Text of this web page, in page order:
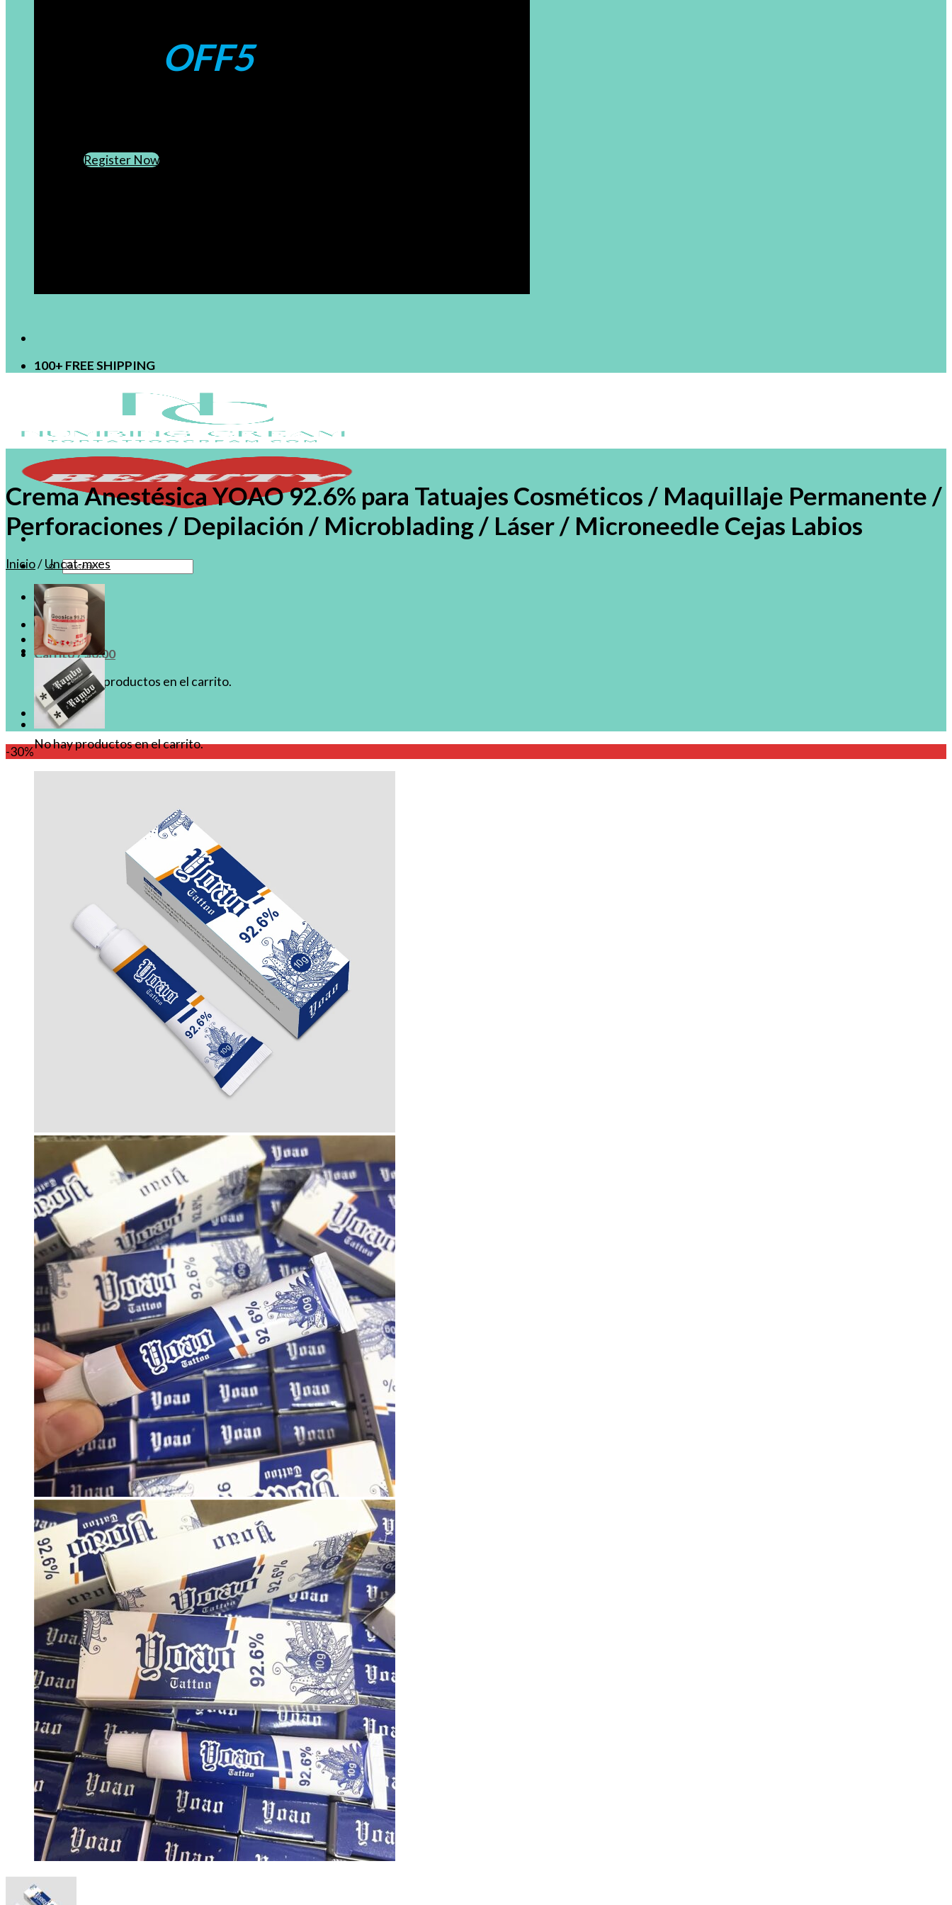
OFF5
Register Now
100+ FREE SHIPPING
Buscar
Tienda MX
Acceder
Carrito /$0.00
No hay productos en el carrito.
Carrito
No hay productos en el carrito.
Crema Anestésica YOAO 92.6% para Tatuajes Cosméticos / Maquillaje Permanente /
Perforaciones / Depilación / Microblading / Láser / Microneedle Cejas Labios
Inicio/Uncat-mxes
-30%